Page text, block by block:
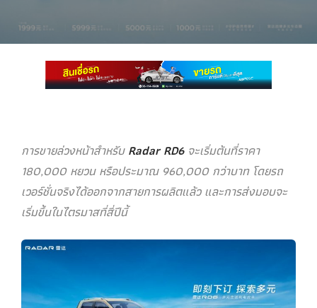
การขายล่วงหน้าสำหรับRadar RD6จะเริ่มต้นที่ราคา
180,000 หยวน หรือประมาณ 960,000 กว่าบาท โดยรถ
เวอร์ชั่นจริงได้ออกจากสายการผลิตแล้ว และการส่งมอบจะ
เริ่มขึ้นในไตรมาสที่สี่ปีนี้